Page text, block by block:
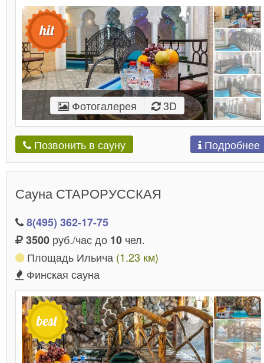
Фотогалерея 3D
Позвонить в сауну Подробнее
Сауна СТАРОРУССКАЯ
8(495) 362-17-75
3500 руб./час до 10 чел.
Площадь Ильича (1.23 км)
Финская сауна